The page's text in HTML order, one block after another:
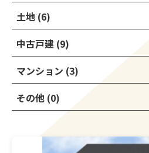
土地 (6)
中古戸建 (9)
マンション (3)
その他 (0)